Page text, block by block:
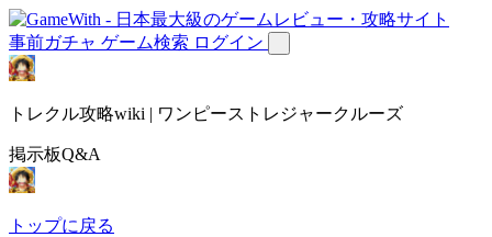
事前ガチャ ゲーム検索 ログイン
トレクル攻略wiki | ワンピーストレジャークルーズ
掲示板Q&A
トップに戻る